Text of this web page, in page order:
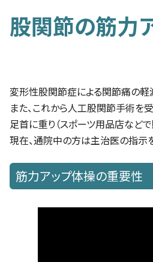
股関節の筋力
変形性股関節症による関節痛の軽
また、これから人工股関節手術を
足首に重り（スポーツ用品店などで
現在、通院中の方は主治医の指示
筋力アップ体操の重要性